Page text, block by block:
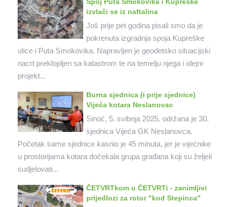
izvlači se iz naftalina
Još prije pet godina pisali smo da je
pokrenuta izgradnja spoja Kupreške
ulice i Puta Smokovika. Napravljen je geodetsko situacijski
nacrt preklopljen sa katastrom te na temelju njega i idejni
projekt...
Burna sjednica (i prije sjednice)
Vijeća kotara Neslanovac
Sinoć, 5. svibnja 2025. održana je 30.
sjednica Vijeća GK Neslanovca.
Početak same sjednice kasnio je 45 minuta, jer je vijećnike
u prostorijama kotara dočekala grupa građana koji su željeli
sudjelovati...
ČETVRTkom u ČETVRTi - zanimljivi
prijedlozi za rotor "kod Stepinca"